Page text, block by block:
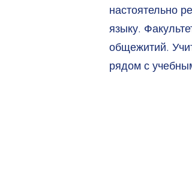
настоятельно
языку.
общежитий.
рядом с